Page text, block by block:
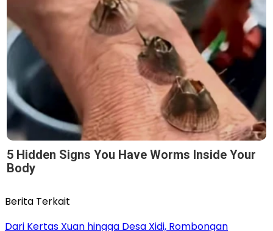
5 Hidden Signs You Have Worms Inside Your
Body
Berita Terkait
Dari Kertas Xuan hingga Desa Xidi, Rombongan